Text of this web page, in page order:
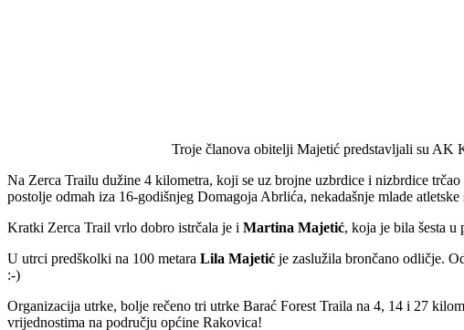
Troje članova obitelji Majetić predstavljali su
Na Zerca Trailu dužine 4 kilometra, koji se uz brojne uzbrdice i nizbrdice
postolje odmah iza 16-godišnjeg Domagoja Abrlića, nekadašnje mlade
Kratki Zerca Trail vrlo dobro istrčala je i Martina Majetić, koja je bila šesta u
U utrci predškolki na 100 metara Lila Majetić je zaslužila brončano odličje.
:-)
Organizacija utrke, bolje rečeno tri utrke Barać Forest Traila na 4, 14 i 27
vrijednostima na području općine Rakovica!